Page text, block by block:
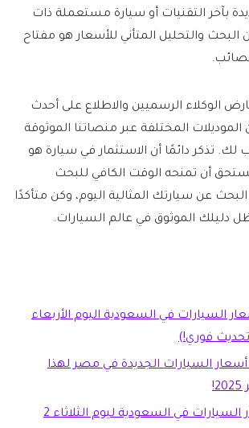
بآخر التقنيات أو سيارة مستعملة ذات
البحث والتحليل المتأني للأسعار هو مفتاح
الوكلاء الرسميين والاطلاع على أحدث
المختلفة عبر منصاتنا الموثوقة
لك. تذكر دائمًا أن الاستثمار في سيارة هو
أن تمنحه الوقت الكافي للبحث
البحث عن سيارتك المثالية اليوم، وكن متأكدًا
دليلك الموثوق في عالم السيارات.
السيارات في السعودية اليوم الأربعاء
السيارات الجديدة في مصر لهذا
تقرير شامل: أسعار السيارات في السعودية ليوم الثلاثاء 2